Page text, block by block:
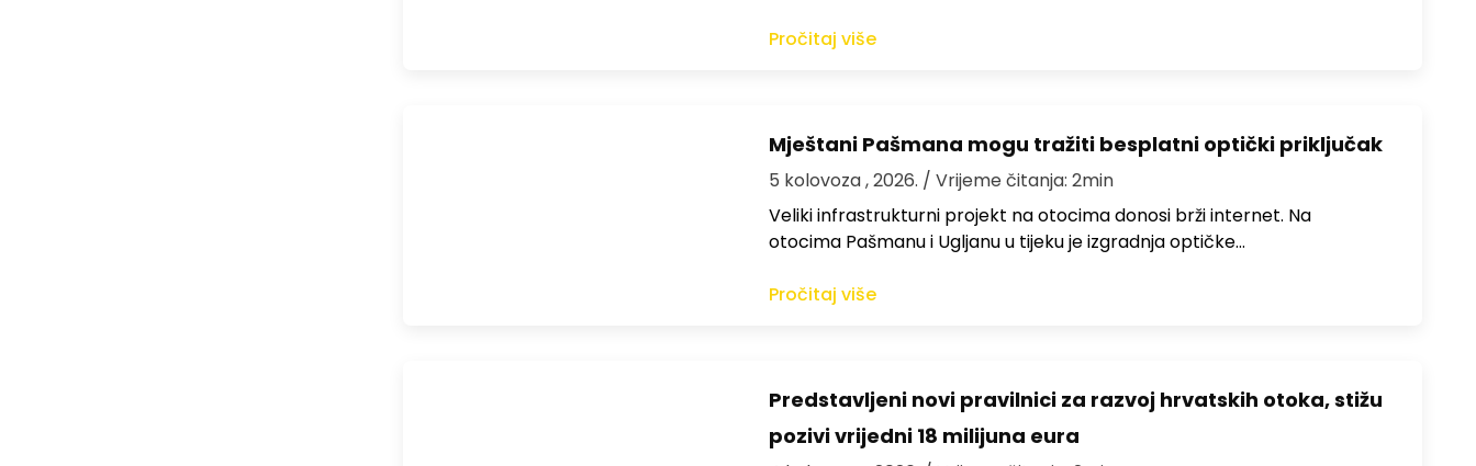
Pročitaj više
Mještani Pašmana mogu tražiti besplatni optički priključak
5 kolovoza , 2026. / Vrijeme čitanja: 2min
Veliki infrastrukturni projekt na otocima donosi brži internet. Na
otocima Pašmanu i Ugljanu u tijeku je izgradnja optičke…
Pročitaj više
Predstavljeni novi pravilnici za razvoj hrvatskih otoka, stižu
pozivi vrijedni 18 milijuna eura